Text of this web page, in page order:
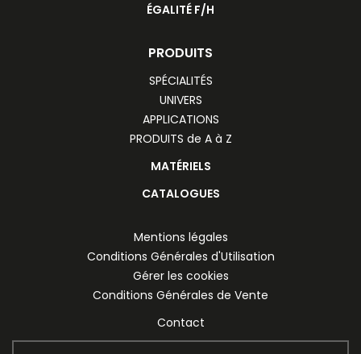
ÉGALITÉ F/H
PRODUITS
SPÉCIALITÉS
UNIVERS
APPLICATIONS
PRODUITS de A à Z
MATÉRIELS
CATALOGUES
Mentions légales
Conditions Générales d'Utilisation
Gérer les cookies
Conditions Générales de Vente
Contact